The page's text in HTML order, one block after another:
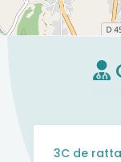
3C de